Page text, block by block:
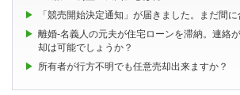
「競売開始決定通知」が届きました。まだ間に
離婚-名義人の元夫が住宅ローンを滞納。連絡
却は可能でしょうか？
所有者が行方不明でも任意売却出来ますか？